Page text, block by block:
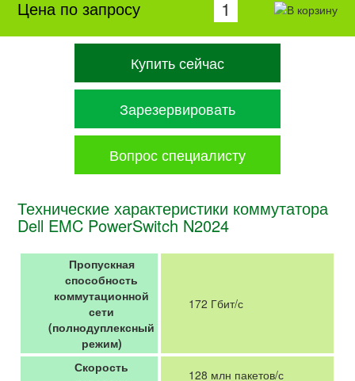
Цена по запросу
Купить сейчас
Зарезервировать
Вопрос специалисту
Технические характеристики коммутатора
Dell EMC PowerSwitch N2024
Пропускная
способность
коммутационной
сети
(полнодуплексный
режим)
172 Гбит/с
Скорость
128 млн пакетов/с